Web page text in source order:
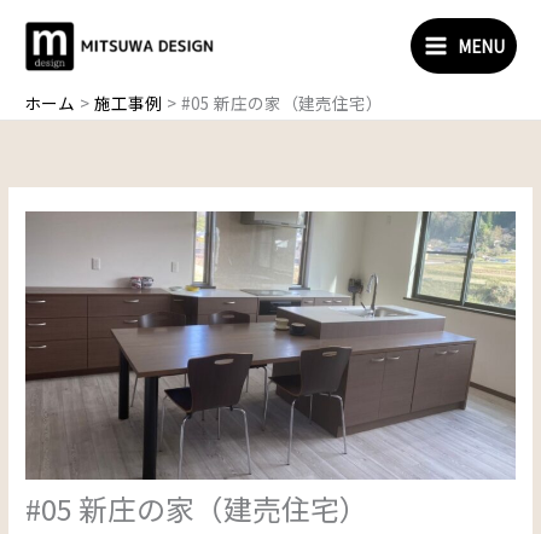
キ
MENU
ホーム 施工事例 #05 新庄の家（建売住宅）
#05 新庄の家（建売住宅）